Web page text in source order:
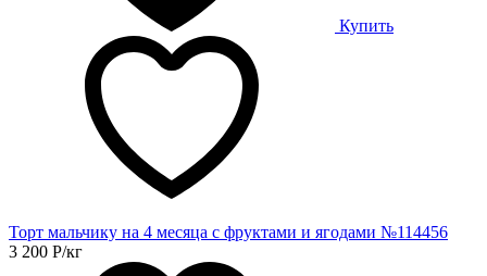
Купить
Торт мальчику на 4 месяца с фруктами и ягодами №114456
3 200 Р/кг